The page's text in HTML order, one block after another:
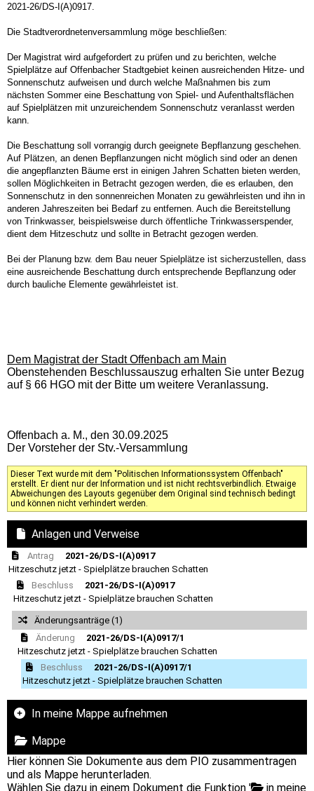
2021-26/DS-I(A)0917.
Die Stadtverordnetenversammlung möge beschließen:
Der Magistrat wird aufgefordert zu prüfen und zu berichten, welche
Spielplätze auf Offenbacher Stadtgebiet keinen ausreichenden Hitze- und
Sonnenschutz aufweisen und durch welche Maßnahmen bis zum
nächsten Sommer eine Beschattung von Spiel- und Aufenthaltsflächen
auf Spielplätzen mit unzureichendem Sonnenschutz veranlasst werden
kann.
Die Beschattung soll vorrangig durch geeignete Bepflanzung geschehen.
Auf Plätzen, an denen Bepflanzungen nicht möglich sind oder an denen
die angepflanzten Bäume erst in einigen Jahren Schatten bieten werden,
sollen Möglichkeiten in Betracht gezogen werden, die es erlauben, den
Sonnenschutz in den sonnenreichen Monaten zu gewährleisten und ihn in
anderen Jahreszeiten bei Bedarf zu entfernen. Auch die Bereitstellung
von Trinkwasser, beispielsweise durch öffentliche Trinkwasserspender,
dient dem Hitzeschutz und sollte in Betracht gezogen werden.
Bei der Planung bzw. dem Bau neuer Spielplätze ist sicherzustellen, dass
eine ausreichende Beschattung durch entsprechende Bepflanzung oder
durch bauliche Elemente gewährleistet ist.
Dem Magistrat der Stadt Offenbach am Main
Obenstehenden Beschlussauszug erhalten Sie unter Bezug
auf § 66 HGO mit der Bitte um weitere Veranlassung.
Offenbach a. M., den 30.09.2025
Der Vorsteher der Stv.-Versammlung
Dieser Text wurde mit dem "Politischen Informationssystem Offenbach"
erstellt. Er dient nur der Information und ist nicht rechtsverbindlich. Etwaige
Abweichungen des Layouts gegenüber dem Original sind technisch bedingt
und können nicht verhindert werden.
Anlagen und Verweise
Antrag
2021-26/DS-I(A)0917
Hitzeschutz jetzt - Spielplätze brauchen Schatten
Beschluss
2021-26/DS-I(A)0917
Hitzeschutz jetzt - Spielplätze brauchen Schatten
Änderungsanträge (1)
Änderung
2021-26/DS-I(A)0917/1
Hitzeschutz jetzt - Spielplätze brauchen Schatten
Beschluss
2021-26/DS-I(A)0917/1
Hitzeschutz jetzt - Spielplätze brauchen Schatten
In meine Mappe aufnehmen
Mappe
Hier können Sie Dokumente aus dem PIO zusammentragen
und als Mappe herunterladen.
Wählen Sie dazu in einem Dokument die Funktion '
in meine